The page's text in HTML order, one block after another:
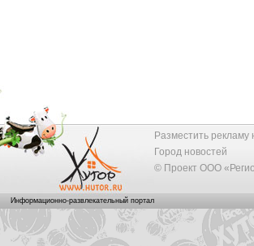
Информационно-развлекательный портал
Разместить рекламу
Город новостей
© Проект ООО